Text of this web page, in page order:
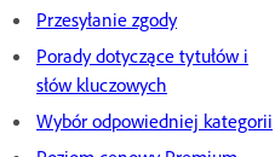
Przesyłanie zgody
Porady dotyczące tytułów i
słów kluczowych
Wybór odpowiedniej kategorii